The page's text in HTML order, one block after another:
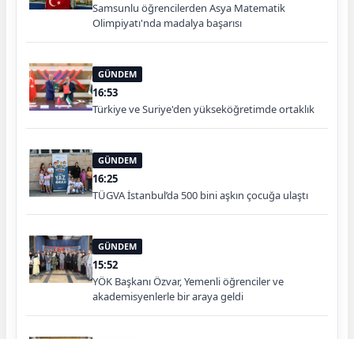
Samsunlu öğrencilerden Asya Matematik
Olimpiyatı'nda madalya başarısı
GÜNDEM
16:53
Türkiye ve Suriye'den yükseköğretimde ortaklık
GÜNDEM
16:25
TÜGVA İstanbul’da 500 bini aşkın çocuğa ulaştı
GÜNDEM
15:52
YÖK Başkanı Özvar, Yemenli öğrenciler ve
akademisyenlerle bir araya geldi